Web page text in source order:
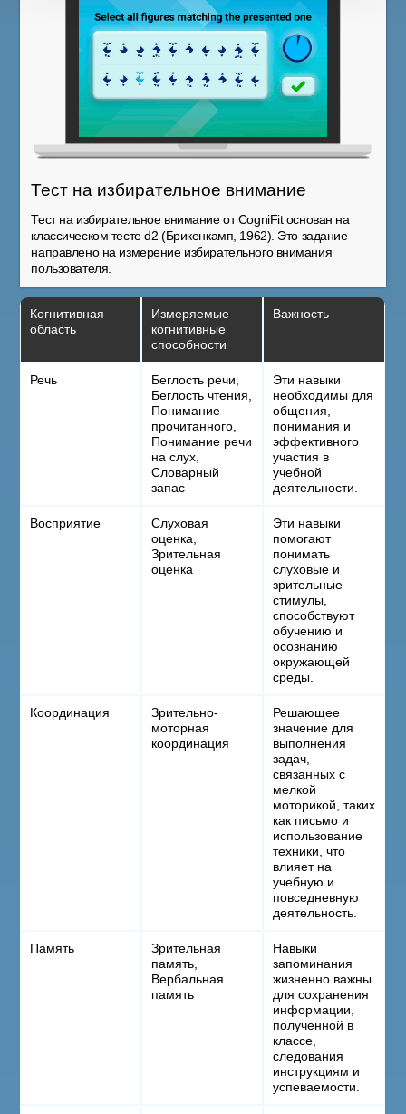
Тест на избирательное внимание
Тест на избирательное внимание от CogniFit основан на
классическом тесте d2 (Брикенкамп, 1962). Это задание
направлено на измерение избирательного внимания
пользователя.
Когнитивная
область
Измеряемые
когнитивные
способности
Важность
Речь
Беглость речи,
Беглость чтения,
Понимание
прочитанного,
Понимание речи
на слух,
Словарный
запас
Эти навыки
необходимы для
общения,
понимания и
эффективного
участия в
учебной
деятельности.
Восприятие
Слуховая
оценка,
Зрительная
оценка
Эти навыки
помогают
понимать
слуховые и
зрительные
стимулы,
способствуют
обучению и
осознанию
окружающей
среды.
Координация
Зрительно-
моторная
координация
Решающее
значение для
выполнения
задач,
связанных с
мелкой
моторикой, таких
как письмо и
использование
техники, что
влияет на
учебную и
повседневную
деятельность.
Память
Зрительная
память,
Вербальная
память
Навыки
запоминания
жизненно важны
для сохранения
информации,
полученной в
классе,
следования
инструкциям и
успеваемости.